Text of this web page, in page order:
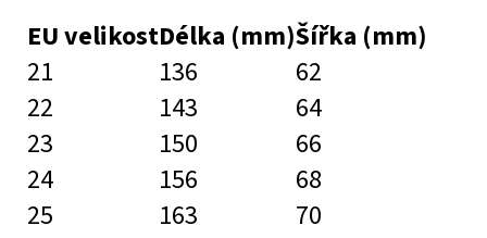
EU velikostDélka (mm)Šířka (mm)
21
136
62
22
143
64
23
150
66
24
156
68
25
163
70